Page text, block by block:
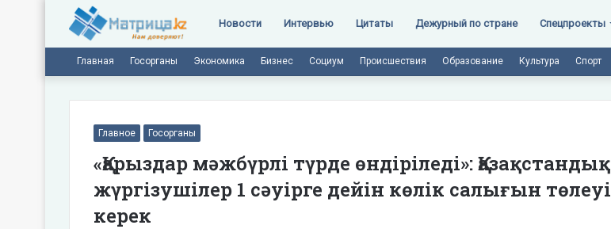
Новости Интервью Цитаты Дежурный по стране Спецпроекты
Главная Госорганы Экономика Бизнес Социум Происшествия Образование Культура Спорт
Главное Госорганы
«Қарыздар мәжбүрлі түрде өндіріледі»: Қазақстандық
жүргізушілер 1 сәуірге дейін көлік салығын төлеуі
керек